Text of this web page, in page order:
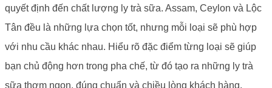
quyết định đến chất lượng ly trà sữa. Assam, Ceylon và Lộc
Tân đều là những lựa chọn tốt, nhưng mỗi loại sẽ phù hợp
với nhu cầu khác nhau. Hiểu rõ đặc điểm từng loại sẽ giúp
bạn chủ động hơn trong pha chế, từ đó tạo ra những ly trà
sữa thơm ngon, đúng chuẩn và chiều lòng khách hàng.